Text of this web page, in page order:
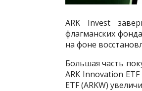
ARK Invest
флагманских
на фоне
Большая часть
ARK Innovation
ETF (ARKW)